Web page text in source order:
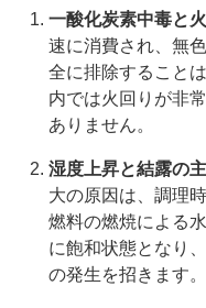
一酸化炭素中毒と
速に消費され、無
全に排除すること
内では火回りが非
ありません。
湿度上昇と結露の
大の原因は、調理
燃料の燃焼による
に飽和状態となり
の発生を招きます。